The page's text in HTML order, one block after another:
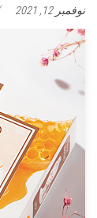
نوفمبر 12, 2021